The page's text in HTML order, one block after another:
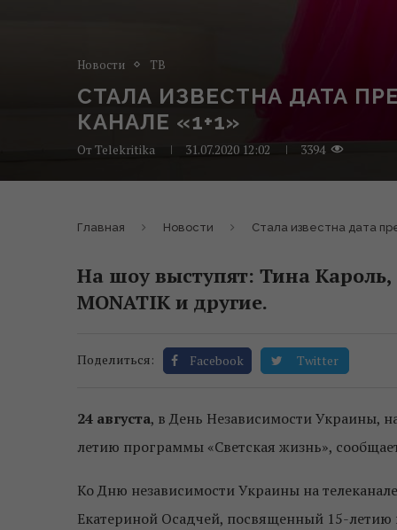
Новости ТВ
СТАЛА ИЗВЕСТНА ДАТА
КАНАЛЕ «1+1»
От Telekritika 31.07.2020 12:02 3394
Главная Новости Стала известна дата
На шоу выступят: Тина
MONATIK и другие.
Поделиться: Facebook Twitter
24 августа, в День Независимости Украины,
летию программы «Светская жизнь»,
Ко Дню независимости Украины на
Екатериной Осадчей, посвященный 15-